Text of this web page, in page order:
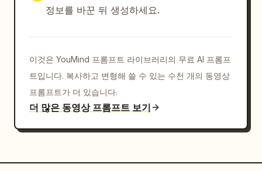
락이 바람에 자연스럽게 흩날립니다. 빠른 교차 편집:
— 카메라를 향해 달리기
음악이 감동적이고 희망찬 코러스로 고조됩니다.
[00:12-00:13]
햇살이 비치고, 그녀의 얼굴 주위를 빠르게 시네마틱하
「パリ、大好き。」
정보를 바꾼 뒤 생성하세요.
이것은 YouMind 프롬프트 라이브러리의 무료 AI 프롬프
트입니다. 복사하고 변형해 쓸 수 있는 수천 개의 동영상
프롬프트가 더 있습니다.
더 많은 동영상 프롬프트 보기